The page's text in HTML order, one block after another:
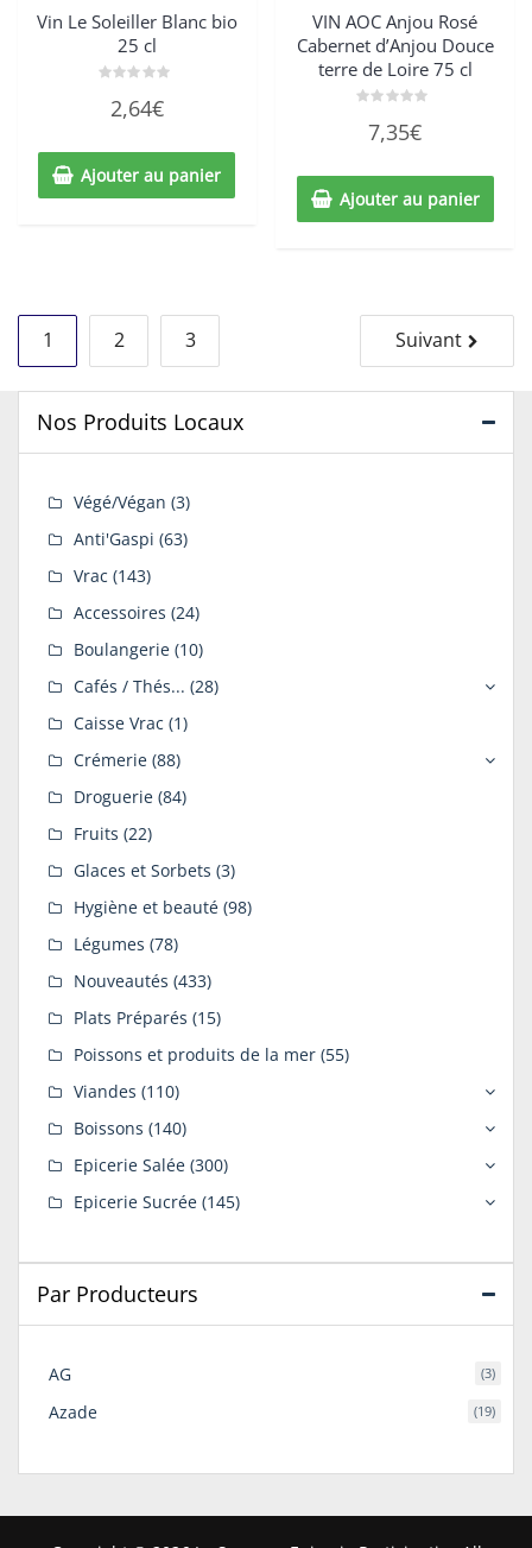
Vin Le Soleiller Blanc bio
25 cl
sur
2,64€
Ajouter au panier
VIN AOC Anjou Rosé
Cabernet d’Anjou Douce
terre de Loire 75 cl
sur
7,35€
Ajouter au panier
Navigation
des
articles
1 2 3 Suivant
Nos Produits Locaux
Végé/Végan (3)
Anti'Gaspi (63)
Vrac (143)
Accessoires (24)
Boulangerie (10)
Cafés / Thés... (28)
Caisse Vrac (1)
Crémerie (88)
Droguerie (84)
Fruits (22)
Glaces et Sorbets (3)
Hygiène et beauté (98)
Légumes (78)
Nouveautés (433)
Plats Préparés (15)
Poissons et produits de la mer (55)
Viandes (110)
Boissons (140)
Epicerie Salée (300)
Epicerie Sucrée (145)
Par Producteurs
AG (3)
Azade (19)